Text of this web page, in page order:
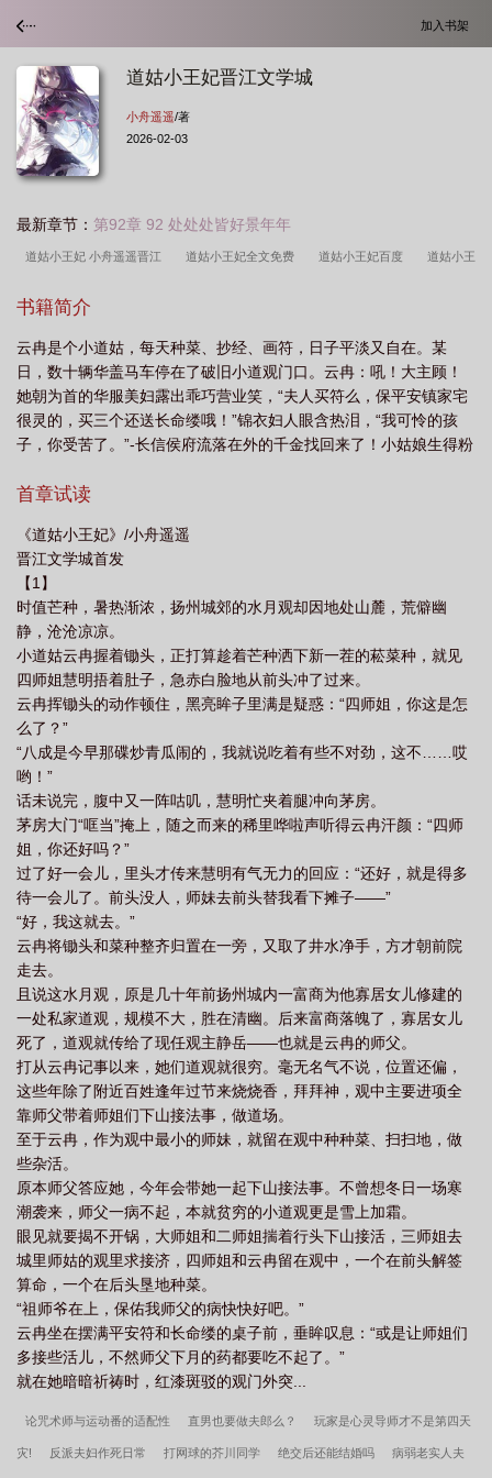
加入书架
道姑小王妃晋江文学城
小舟遥遥/著
2026-02-03
最新章节： 第92章 92 处处处皆好景年年
道姑小王妃 小舟遥遥晋江 道姑小王妃全文免费 道姑小王妃百度 道姑小王
小王妃txt小舟遥遥
阅读 道姑小王妃txt百度番外 道姑小王妃txt附带番外 道姑小王妃小舟遥
遥 道姑小王妃小舟遥遥百度 道姑小王妃最新章节 道姑小王妃 小舟遥遥免
费阅读 道姑小王妃番外百度 道姑小王妃全文免费阅读 道姑小王妃全文免费
阅读txt 道姑小王妃云冉司马璟 道姑小王妃 小舟遥遥 笔趣阁 道姑小王妃笔
小王妃txt 道姑小王妃无防盗
么
遥 道姑小王妃番外txt 道姑小王妃云冉司马璟番外 道姑小王妃附带番
外 道姑小王妃晋江
妃txt 百度 道姑小王妃19正版 道姑小王妃 小舟遥遥
txt 道姑小王妃TXT 道姑小王妃在线阅读 道姑王妃在线阅读 道姑小王妃
好看吗
小王妃 小舟遥遥番外
小王妃云苒 道姑小王妃免费阅读 道姑王妃笔趣阁 道姑小王妃 小舟
姑小王妃19章免费阅读 道姑小王妃完整无删减版 道姑小王妃资源链接 道
文
书籍简介
云冉是个小道姑，每天种菜、抄经、画符，日子平淡又自在。某
日，数十辆华盖马车停在了破旧小道观门口。云冉：吼！大主顾！
她朝为首的华服美妇露出乖巧营业笑，“夫人买符么，保平安镇家宅
很灵的，买三个还送长命缕哦！”锦衣妇人眼含热泪，“我可怜的孩
子，你受苦了。”-长信侯府流落在外的千金找回来了！小姑娘生得粉
眼，想聘她当儿媳，许给景王。景王，那个命犯天煞、连克三任未
一门婚事，司马璟是拒绝的。没想到那侯府小千金竟活着嫁了过
来？新婚当晚，司马璟推门进屋，然后被符纸糊了一脸。一只小手
摸上他的脸，那小姑娘眼眸清亮，笑得狗腿又尴尬，“对不住，忘关
窗，风太大，我给您揭开……”司马璟，“……？”-司马璟觉得这个世
道烂透了，他的小王妃却告诉他这世间很美好。从此，春花秋月夏
蝉冬雪，有她与他共赏。-①业务不太精的社牛小道姑X阴暗爬行的
厌世阴湿男②团宠丨治愈丨日常丨养生丨美食，甜甜甜，双c封面画
师：十里长欢瑞斯——————完结文《娇养太子妃》，感兴趣的
宝子专栏可看——四岁那年，明婳见到小太子的第一眼，就记住这
个仙童般漂亮的小哥哥。及笄那年，她被钦定为太子妃。明婳满怀
期待嫁入东宫，哪知妾心如明月，郎心如沟渠。太子只看重她父兄
的兵权，对她毫无半分爱意。明婳决定和离，换个新男人，圆了她
的姻缘梦。看着桌前的和离书，太子裴琏提起朱笔，画了个圈。明
婳：“你什么意思？”裴琏：“错别字。”明婳：“？？？我现在是要跟你
和离！你严肃点！”裴琏掀眸，盯着满脑子情爱的太子妃，皱起了
眉。**一番商议后，俩人各退一步，不和离，裴琏替她物色男人。第
一夜，明婳怀着忐忑的心翻牌子：清秀书生。第二夜，明婳顶着黑
眼圈再翻牌子：江湖侠客。第三夜，明婳颤抖着手，不死心再翻：
酒肆花魁。夜里红罗帐中，明婳哭唧唧：“不要了！”身侧男人黑眸轻
眯：“难道伺候得不好？”“你当我傻啊，连着三天都是你！”**裴琏自
小立志，要当个流芳百世的圣德明君。读书学艺，接物待人，人生
每一步都有严格规划。娶妻也是，不求貌美，只求贤良。大婚当
夜，看着盖头下那美眸明亮，一团天真喊他“哥哥”的小姑娘，裴琏拧
眉——好怪。再看一眼。*「她是他人生最大的变数，也是他最灿烂
的心动。」#双c，先婚后爱小甜饼————————
首章试读
《道姑小王妃》/小舟遥遥
晋江文学城首发
【1】
时值芒种，暑热渐浓，扬州城郊的水月观却因地处山麓，荒僻幽
静，沧沧凉凉。
小道姑云冉握着锄头，正打算趁着芒种洒下新一茬的菘菜种，就见
四师姐慧明捂着肚子，急赤白脸地从前头冲了过来。
云冉挥锄头的动作顿住，黑亮眸子里满是疑惑：“四师姐，你这是怎
么了？”
“八成是今早那碟炒青瓜闹的，我就说吃着有些不对劲，这不……哎
哟！”
话未说完，腹中又一阵咕叽，慧明忙夹着腿冲向茅房。
茅房大门“哐当”掩上，随之而来的稀里哗啦声听得云冉汗颜：“四师
姐，你还好吗？”
过了好一会儿，里头才传来慧明有气无力的回应：“还好，就是得多
待一会儿了。前头没人，师妹去前头替我看下摊子——”
“好，我这就去。”
云冉将锄头和菜种整齐归置在一旁，又取了井水净手，方才朝前院
走去。
且说这水月观，原是几十年前扬州城内一富商为他寡居女儿修建的
一处私家道观，规模不大，胜在清幽。后来富商落魄了，寡居女儿
死了，道观就传给了现任观主静岳——也就是云冉的师父。
打从云冉记事以来，她们道观就很穷。毫无名气不说，位置还偏，
这些年除了附近百姓逢年过节来烧烧香，拜拜神，观中主要进项全
靠师父带着师姐们下山接法事，做道场。
至于云冉，作为观中最小的师妹，就留在观中种种菜、扫扫地，做
些杂活。
原本师父答应她，今年会带她一起下山接法事。不曾想冬日一场寒
潮袭来，师父一病不起，本就贫穷的小道观更是雪上加霜。
眼见就要揭不开锅，大师姐和二师姐揣着行头下山接活，三师姐去
城里师姑的观里求接济，四师姐和云冉留在观中，一个在前头解签
算命，一个在后头垦地种菜。
“祖师爷在上，保佑我师父的病快快好吧。”
云冉坐在摆满平安符和长命缕的桌子前，垂眸叹息：“或是让师姐们
多接些活儿，不然师父下月的药都要吃不起了。”
就在她暗暗祈祷时，红漆斑驳的观门外突...
论咒术师与运动番的适配性 直男也要做夫郎么？ 玩家是心灵导师才不是第四天
灾! 反派夫妇作死日常 打网球的芥川同学 绝交后还能结婚吗 病弱老实人夫